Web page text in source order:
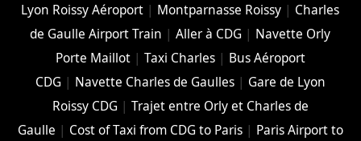
Lyon Roissy Aéroport | Montparnasse Roissy | Charles
de Gaulle Airport Train |Aller à CDG | Navette Orly
Porte Maillot| Taxi Charles| Bus Aéroport
CDG | Navette Charles de Gaulles| Gare de Lyon
Roissy CDG | Trajet entre Orly et Charles de
Gaulle | Cost of Taxi from CDG to Paris| Paris Airport to